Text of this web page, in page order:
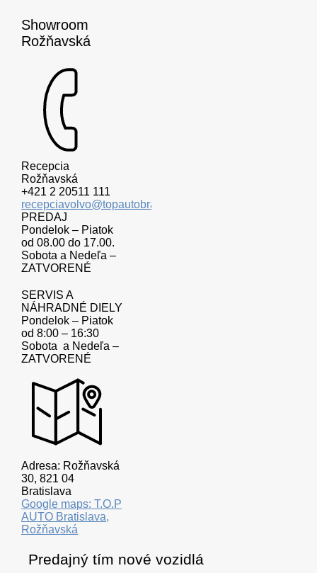
Showroom
Rožňavská
Recepcia
Rožňavská
+421 2 20511 111
recepciavolvo@topautobratislava.sk
PREDAJ
Pondelok – Piatok
od 08.00 do 17.00.
Sobota a Nedeľa –
ZATVORENÉ
SERVIS A
NÁHRADNÉ DIELY
Pondelok – Piatok
od 8:00 – 16:30
Sobota a Nedeľa –
ZATVORENÉ
Adresa: Rožňavská
30, 821 04
Bratislava
Google maps: T.O.P
AUTO Bratislava,
Rožňavská
Predajný tím nové vozidlá